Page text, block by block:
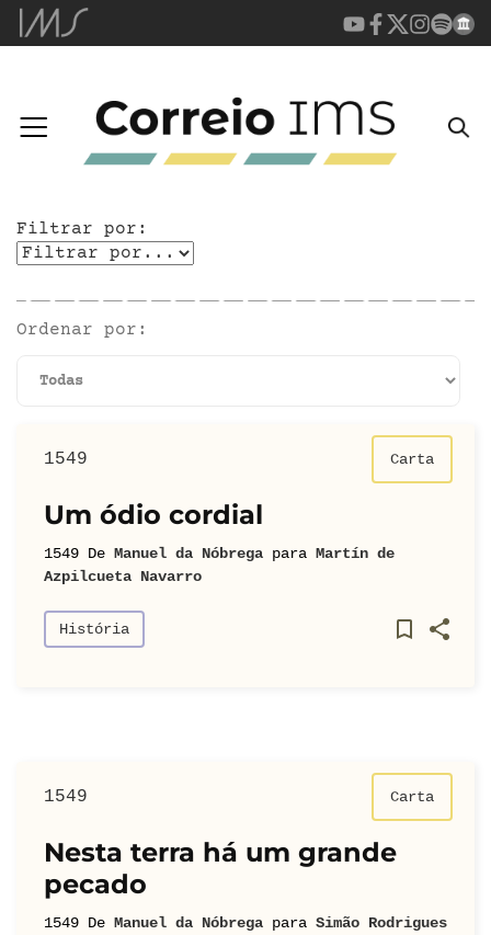
Filtrar por:
Ordenar por:
1549 Carta
Um ódio cordial
1549 De Manuel da Nóbrega para Martín de
Azpilcueta Navarro
História
1549 Carta
Nesta terra há um grande
pecado
1549 De Manuel da Nóbrega para Simão Rodrigues